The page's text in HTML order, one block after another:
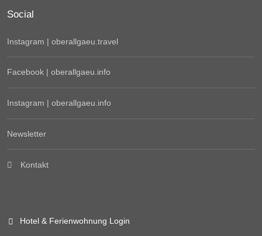
Social
Instagram | oberallgaeu.travel
Facebook | oberallgaeu.info
Instagram | oberallgaeu.info
Newsletter
Kontakt
Hotel & Ferienwohnung Login